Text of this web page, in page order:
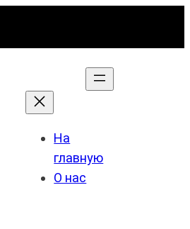
На
главную
О нас